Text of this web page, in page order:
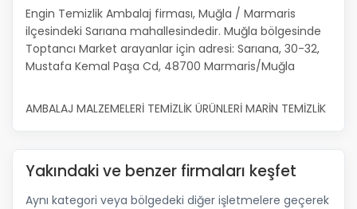
Engin Temizlik Ambalaj firması, Muğla / Marmaris
ilçesindeki Sarıana mahallesindedir. Muğla bölgesinde
Toptancı Market arayanlar için adresi: Sarıana, 30-32,
Mustafa Kemal Paşa Cd, 48700 Marmaris/Muğla
AMBALAJ MALZEMELERİ TEMİZLİK ÜRÜNLERİ MARİN TEMİZLİK
Yakındaki ve benzer firmaları keşfet
Aynı kategori veya bölgedeki diğer işletmelere geçerek